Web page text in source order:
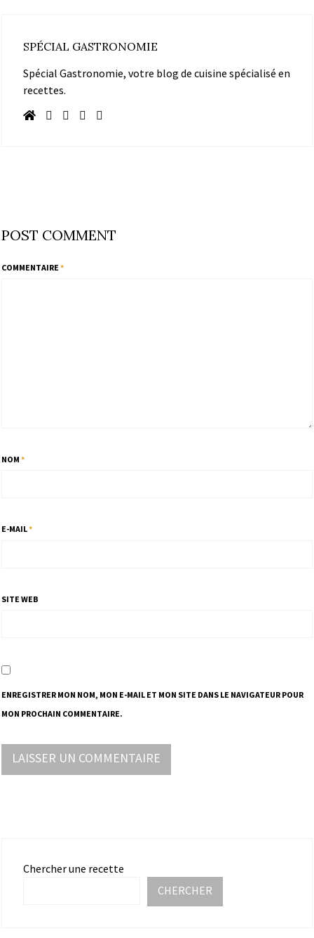
SPÉCIAL GASTRONOMIE
Spécial Gastronomie, votre blog de cuisine spécialisé en
recettes.
POST COMMENT
COMMENTAIRE *
NOM *
E-MAIL*
SITE WEB
ENREGISTRER MON NOM, MON E-MAIL ET MON SITE DANS LE NAVIGATEUR POUR
MON PROCHAIN COMMENTAIRE.
Chercher une recette
CHERCHER